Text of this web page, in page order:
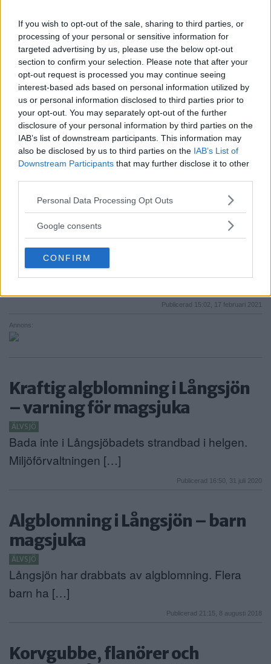
If you wish to opt-out of the sale, sharing to third parties, or
processing of your personal or sensitive information for
targeted advertising by us, please use the below opt-out
section to confirm your selection. Please note that after your
opt-out request is processed you may continue seeing
interest-based ads based on personal information utilized by
us or personal information disclosed to third parties prior to
your opt-out. You may separately opt-out of the further
disclosure of your personal information by third parties on the
IAB’s list of downstream participants. This information may
also be disclosed by us to third parties on the IAB’s List of
Downstream Participants that may further disclose it to other
Please note that this website/app uses one or more Google
not limited to your visit or usage behaviour. You may click to
use your data for below specified purposes in below Google
consent section.
Personal Data Processing Opt Outs
Google consents
CONFIRM
Huddinge kommun: Var extra
försiktiga med att äta fisk från
Långsjön
ÄLVSJÖ
Huddinge kommun uppmanar till extra
försiktighet med att […]
Publicerad 16:26, 23 juni 2021
Långsjön saneras för 300
miljoner kronor – så rent blir
vattnet
ÄLVSJÖ
Nu ska Stockholms stad och Huddinge sätta in
[…]
Publicerad 15:02, 17 februari 2021
Annons:
Kraftig algblomning i Långsjön
– varning för magsjuka
ÄLVSJÖ
Bada inte i Långsjöbadets strandbad i helgen.
Miljöförvaltningen […]
Publicerad 16:50, 31 juli 2020
Algblomning i Långsjön – barn
magsjuka
ÄLVSJÖ
Långsjön har drabbats av algblomning. Flera
barn ha […]
Publicerad 21:15, 8 augusti 2018
Korvgubbe, flanörer och